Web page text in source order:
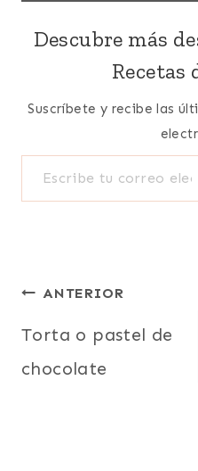
Descubre más
Recetas
Suscríbete y recibe las
Escribe tu correo electrónico…
Navegación
de
entradas
ANTERIOR
Torta o pastel de
chocolate